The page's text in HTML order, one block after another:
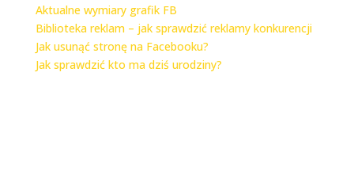
Aktualne wymiary grafik FB
Biblioteka reklam – jak sprawdzić reklamy konkurencji
Jak usunąć stronę na Facebooku?
Jak sprawdzić kto ma dziś urodziny?